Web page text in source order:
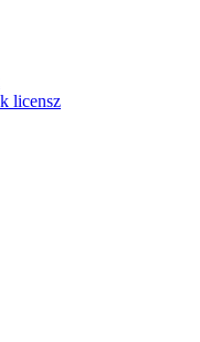
licensz